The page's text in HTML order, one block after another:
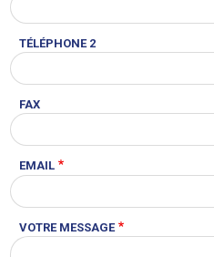
TÉLÉPHONE 2
FAX
EMAIL
VOTRE MESSAGE